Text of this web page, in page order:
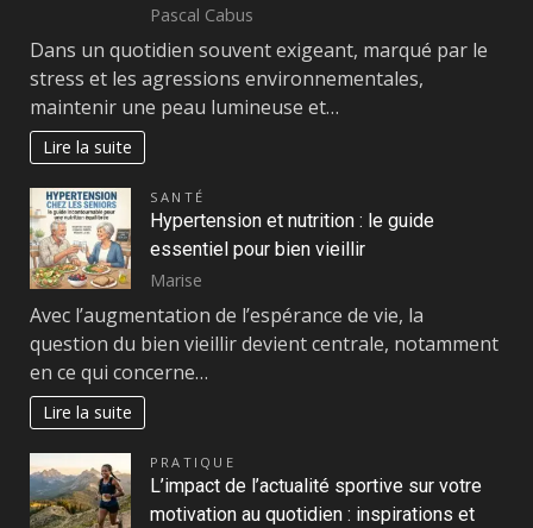
Pascal Cabus
Dans un quotidien souvent exigeant, marqué par le
stress et les agressions environnementales,
maintenir une peau lumineuse et…
Lire la suite
SANTÉ
Hypertension et nutrition : le guide
essentiel pour bien vieillir
Marise
Avec l’augmentation de l’espérance de vie, la
question du bien vieillir devient centrale, notamment
en ce qui concerne…
Lire la suite
PRATIQUE
L’impact de l’actualité sportive sur votre
motivation au quotidien : inspirations et